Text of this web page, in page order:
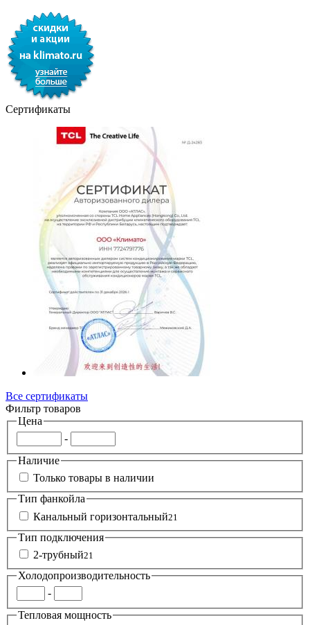
Сертификаты
Все сертификаты
Фильтр товаров
Цена
-
Наличие
Только товары в наличии
Тип фанкойла
Канальный горизонтальный21
Тип подключения
2-трубный21
Холодопроизводительность
-
Тепловая мощность